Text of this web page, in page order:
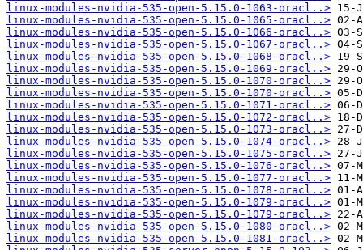
linux-modules-nvidia-535-open-5.15.0-1063-oracl..>
linux-modules-nvidia-535-open-5.15.0-1065-oracl..>
linux-modules-nvidia-535-open-5.15.0-1066-oracl..>
linux-modules-nvidia-535-open-5.15.0-1067-oracl..>
linux-modules-nvidia-535-open-5.15.0-1068-oracl..>
linux-modules-nvidia-535-open-5.15.0-1069-oracl..>
linux-modules-nvidia-535-open-5.15.0-1070-oracl..>
linux-modules-nvidia-535-open-5.15.0-1070-oracl..>
linux-modules-nvidia-535-open-5.15.0-1071-oracl..>
linux-modules-nvidia-535-open-5.15.0-1072-oracl..>
linux-modules-nvidia-535-open-5.15.0-1073-oracl..>
linux-modules-nvidia-535-open-5.15.0-1074-oracl..>
linux-modules-nvidia-535-open-5.15.0-1075-oracl..>
linux-modules-nvidia-535-open-5.15.0-1076-oracl..>
linux-modules-nvidia-535-open-5.15.0-1077-oracl..>
linux-modules-nvidia-535-open-5.15.0-1078-oracl..>
linux-modules-nvidia-535-open-5.15.0-1079-oracl..>
linux-modules-nvidia-535-open-5.15.0-1079-oracl..>
linux-modules-nvidia-535-open-5.15.0-1080-oracl..>
linux-modules-nvidia-535-open-5.15.0-1081-oracl..>